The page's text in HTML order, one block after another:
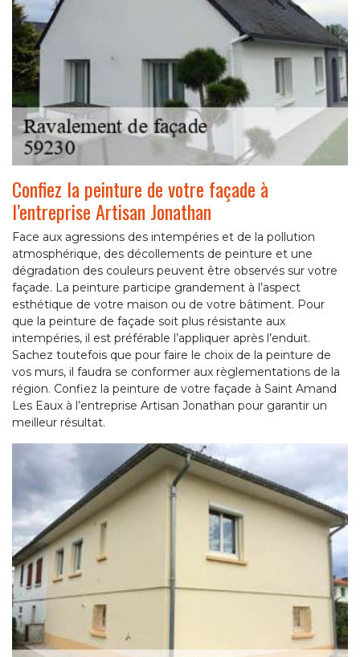
Confiez la peinture de votre façade à
l’entreprise Artisan Jonathan
Face aux agressions des intempéries et de la pollution
atmosphérique, des décollements de peinture et une
dégradation des couleurs peuvent être observés sur votre
façade. La peinture participe grandement à l’aspect
esthétique de votre maison ou de votre bâtiment. Pour
que la peinture de façade soit plus résistante aux
intempéries, il est préférable l’appliquer après l’enduit.
Sachez toutefois que pour faire le choix de la peinture de
vos murs, il faudra se conformer aux règlementations de la
région. Confiez la peinture de votre façade à Saint Amand
Les Eaux à l’entreprise Artisan Jonathan pour garantir un
meilleur résultat.